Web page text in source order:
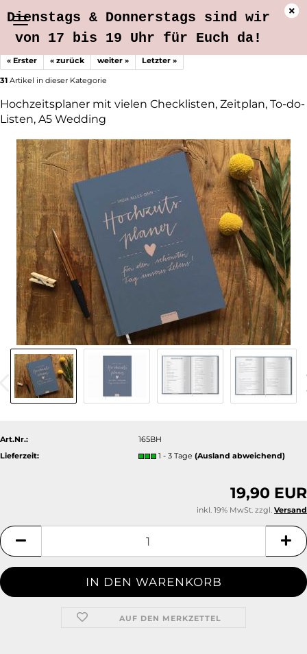
Dienstags & Donnerstags sind wir
von 17 bis 19 Uhr für Euch da!
« Erster « zurück weiter » Letzter »
31 Artikel in dieser Kategorie
Hochzeitsplaner mit vielen Checklisten, Zeitplan, To-do-
Listen, A5 Wedding
Art.Nr.:
165BH
Lieferzeit:
1 - 3 Tage (Ausland abweichend)
19,90 EUR
inkl. 19% MwSt. zzgl. Versand
AUF DEN MERKZETTEL